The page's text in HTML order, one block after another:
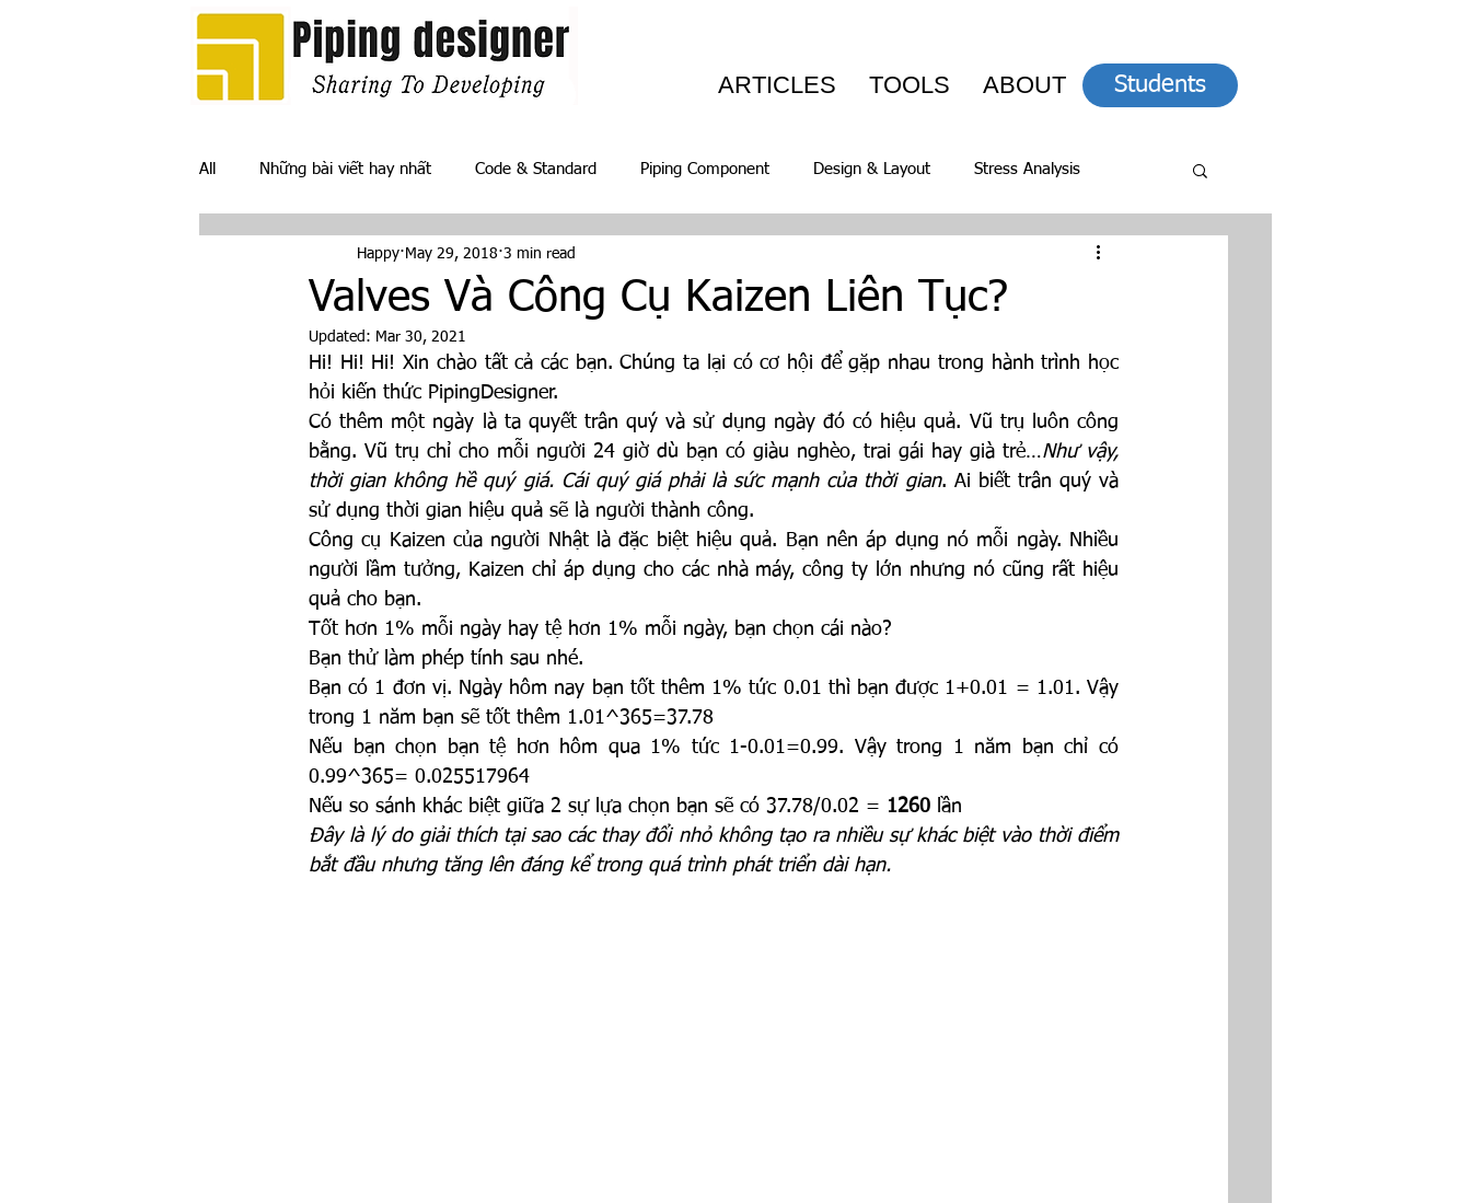
ARTICLES TOOLS ABOUT Students
All Những bài viết hay nhất Code & Standard Piping Component Design & Layout Stress Analysis
Piping Deliverables Có thể bạn chưa biết
Valves Và Công Cụ Kaizen Liên Tục?
Happy May 29, 2018 3 min read
Updated: Mar 30, 2021
Hi! Hi! Hi! Xin chào tất cả các bạn. Chúng ta lại có cơ hội để gặp nhau trong hành trình học
hỏi kiến thức PipingDesigner.
Có thêm một ngày là ta quyết trân quý và sử dụng ngày đó có hiệu quả. Vũ trụ luôn công
bằng. Vũ trụ chỉ cho mỗi người 24 giờ dù bạn có giàu nghèo, trai gái hay già trẻ…Như vậy,
thời gian không hề quý giá. Cái quý giá phải là sức mạnh của thời gian. Ai biết trân quý và
sử dụng thời gian hiệu quả sẽ là người thành công.
Công cụ Kaizen của người Nhật là đặc biệt hiệu quả. Bạn nên áp dụng nó mỗi ngày. Nhiều
người lầm tưởng, Kaizen chỉ áp dụng cho các nhà máy, công ty lớn nhưng nó cũng rất hiệu
quả cho bạn.
Tốt hơn 1% mỗi ngày hay tệ hơn 1% mỗi ngày, bạn chọn cái nào?
Bạn thử làm phép tính sau nhé.
Bạn có 1 đơn vị. Ngày hôm nay bạn tốt thêm 1% tức 0.01 thì bạn được 1+0.01 = 1.01. Vậy
trong 1 năm bạn sẽ tốt thêm 1.01^365=37.78
Nếu bạn chọn bạn tệ hơn hôm qua 1% tức 1-0.01=0.99. Vậy trong 1 năm bạn chỉ có
0.99^365= 0.025517964
Nếu so sánh khác biệt giữa 2 sự lựa chọn bạn sẽ có 37.78/0.02 = 1260 lần
Đây là lý do giải thích tại sao các thay đổi nhỏ không tạo ra nhiều sự khác biệt vào thời điểm
bắt đầu nhưng tăng lên đáng kể trong quá trình phát triển dài hạn.